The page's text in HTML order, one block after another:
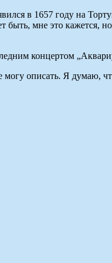
в 1657 году на
мне это кажется,
концертом
описать. Я думаю,